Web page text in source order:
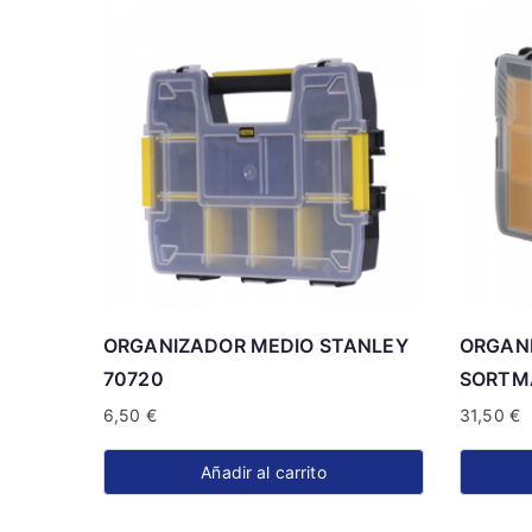
ORGANIZADOR MEDIO STANLEY
70720
6,50 €
Añadir al carrito
31,50 €